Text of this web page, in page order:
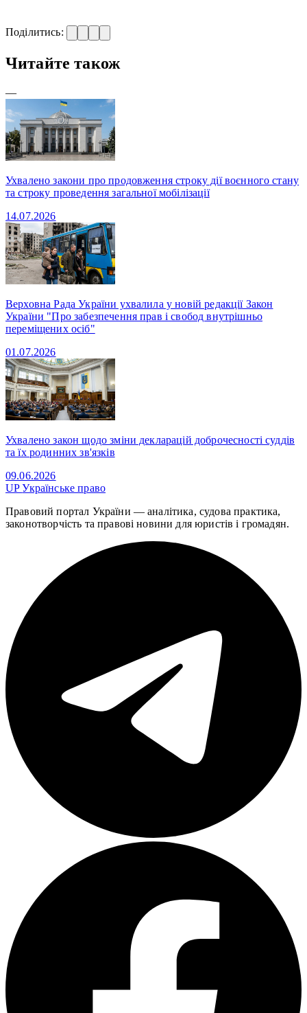
Поділитись:
Читайте також
—
Ухвалено закони про продовження строку дії воєнного стану
та строку проведення загальної мобілізації
14.07.2026
Верховна Рада України ухвалила у новій редакції Закон
України "Про забезпечення прав і свобод внутрішньо
переміщених осіб"
01.07.2026
Ухвалено закон щодо зміни декларацій доброчесності суддів
та їх родинних зв'язків
09.06.2026
UPУкраїнське право
Правовий портал України — аналітика, судова практика,
законотворчість та правові новини для юристів і громадян.